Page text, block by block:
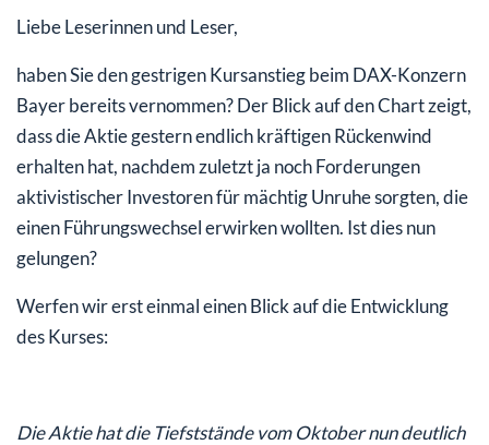
Weiter bei Bayer an Bord bleiben
Liebe Leserinnen und Leser,
haben Sie den gestrigen Kursanstieg beim DAX-Konzern
Bayer bereits vernommen? Der Blick auf den Chart zeigt,
dass die Aktie gestern endlich kräftigen Rückenwind
erhalten hat, nachdem zuletzt ja noch Forderungen
aktivistischer Investoren für mächtig Unruhe sorgten, die
einen Führungswechsel erwirken wollten. Ist dies nun
gelungen?
Werfen wir erst einmal einen Blick auf die Entwicklung
des Kurses:
Die Aktie hat die Tiefststände vom Oktober nun deutlich